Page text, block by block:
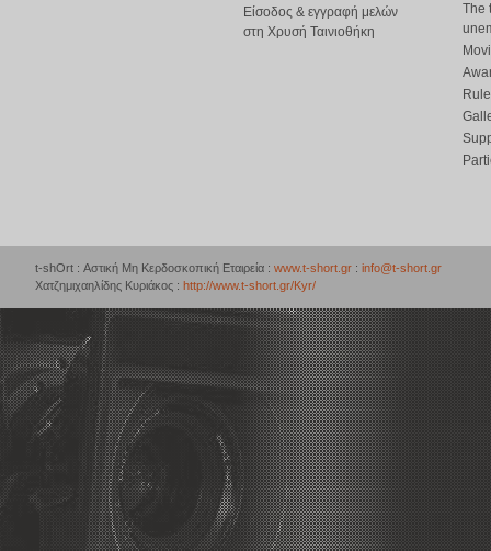
Είσοδος & εγγραφή μελών
στη Χρυσή Ταινιοθήκη
The
t-shOrt : Αστική Μη Κερδοσκοπική Εταιρεία : www.t-short.gr : info@t-short.gr
Χατζημιχαηλίδης Κυριάκος : http://www.t-short.gr/Kyr/